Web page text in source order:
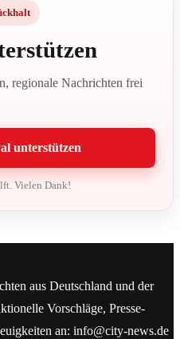
regionale Nachrichten frei
unterstützen
Vielen Dank!
aus Deutschland und der
Vorschläge, Presse-
an: info@city-news.de